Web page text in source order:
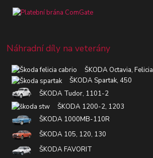
Náhradní díly na veterány
ŠKODA Octavia, Felicia
ŠKODA Spartak, 450
ŠKODA Tudor, 1101-2
ŠKODA 1200-2, 1203
ŠKODA 1000MB-110R
ŠKODA 105, 120, 130
ŠKODA FAVORIT